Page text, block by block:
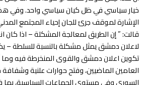
خيار سياسي في ظل كيان سياسي واحد. وفي
الإشارة لموقف جرئ للجان إحياء المجتمع
قالت: ” إن الطريق لمعالجة المشكلة – اذا
لاعلان دمشق يمثل مشكلة بالنسبة للسلطة –
تكوين اعلان دمشق والقوى المنخرطة فيه
العامين الماضيين، وفتح حوارات علنية